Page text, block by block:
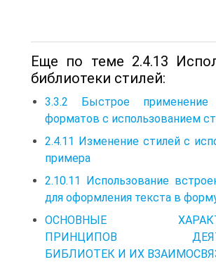
Еще по теме 2.4.13
библиотеки стилей:
3.3.2 Быстрое применение
форматов с использованием
2.4.11 Изменение стилей с
примера
2.10.11 Использование
для оформления текста в
ОСНОВНЫЕ
ПРИНЦИПОВ
БИБЛИОТЕК И ИХ